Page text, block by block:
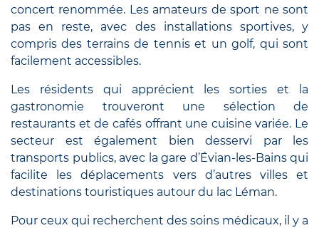
concert renommée. Les amateurs de sport ne sont
pas en reste, avec des installations sportives, y
compris des terrains de tennis et un golf, qui sont
facilement accessibles.
Les résidents qui apprécient les sorties et la
gastronomie trouveront une sélection de
restaurants et de cafés offrant une cuisine variée. Le
secteur est également bien desservi par les
transports publics, avec la gare d’Évian-les-Bains qui
facilite les déplacements vers d’autres villes et
destinations touristiques autour du lac Léman.
Pour ceux qui recherchent des soins médicaux, il y a